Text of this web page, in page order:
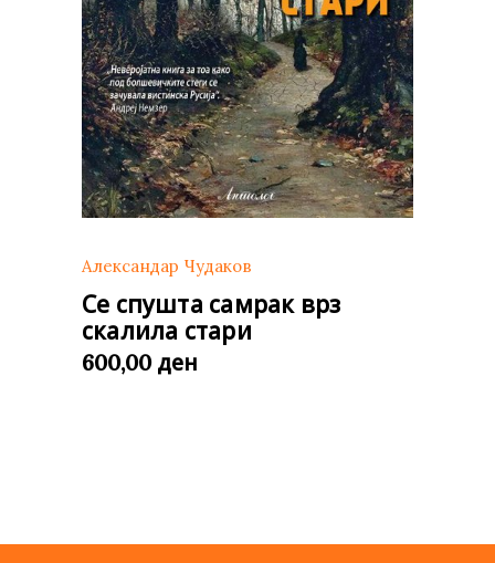
Александар Чудаков
Се спушта самрак врз
скалила стари
600,00 ден